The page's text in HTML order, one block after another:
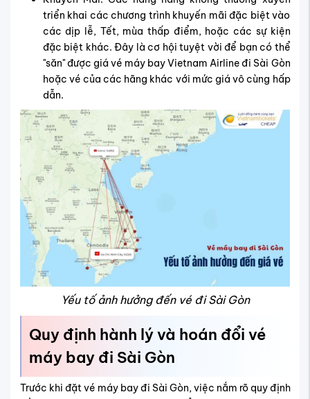
triển khai các chương trình khuyến mãi đặc biệt vào
các dịp lễ, Tết, mùa thấp điểm, hoặc các sự kiện
đặc biệt khác. Đây là cơ hội tuyệt vời để bạn có thể
"săn" được giá vé máy bay Vietnam Airline đi Sài Gòn
hoặc vé của các hãng khác với mức giá vô cùng hấp
dẫn.
Yếu tố ảnh hưởng đến vé đi Sài Gòn
Quy định hành lý và hoán đổi vé
máy bay đi Sài Gòn
Trước khi đặt vé máy bay đi Sài Gòn, việc nắm rõ quy định